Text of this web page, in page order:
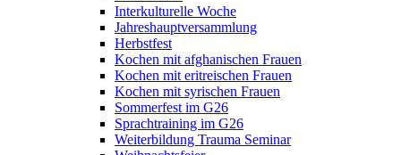
Interkulturelle Woche
Jahreshauptversammlung
Herbstfest
Kochen mit afghanischen Frauen
Kochen mit eritreischen Frauen
Kochen mit syrischen Frauen
Sommerfest im G26
Sprachtraining im G26
Weiterbildung Trauma Seminar